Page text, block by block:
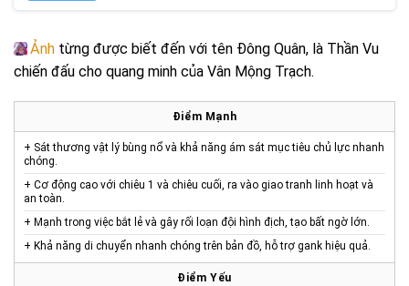
Ảnh từng được biết đến với tên Đông Quân, là Thần Vu
chiến đấu cho quang minh của Vân Mộng Trạch.
Điểm Mạnh
+ Sát thương vật lý bùng nổ và khả năng ám sát mục tiêu chủ lực nhanh
chóng.
+ Cơ động cao với chiêu 1 và chiêu cuối, ra vào giao tranh linh hoạt và
an toàn.
+ Mạnh trong việc bắt lẻ và gây rối loạn đội hình địch, tạo bất ngờ lớn.
+ Khả năng di chuyển nhanh chóng trên bản đồ, hỗ trợ gank hiệu quả.
Điểm Yếu